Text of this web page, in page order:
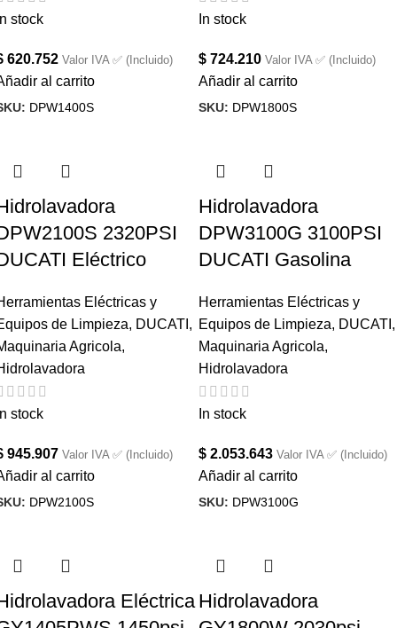
stock
620.752 Valor IVA ✅ (Incluido)
al carrito
DPW1400S
In stock
$ 724.210 Valor IVA ✅ (Incluido)
Añadir al carrito
SKU: DPW1800S
2320PSI
Eléctrico
Eléctricas y
de Limpieza, DUCATI ,
Agricola,
stock
945.907 Valor IVA ✅ (Incluido)
al carrito
DPW2100S
Hidrolavadora
DPW3100G 3100PSI
DUCATI Gasolina
Herramientas Eléctricas y
Equipos de Limpieza, DUCATI ,
Maquinaria Agricola,
Hidrolavadora
In stock
$ 2.053.643 Valor IVA ✅ (Incluido)
Añadir al carrito
SKU: DPW3100G
EléctricaHidrolavadora